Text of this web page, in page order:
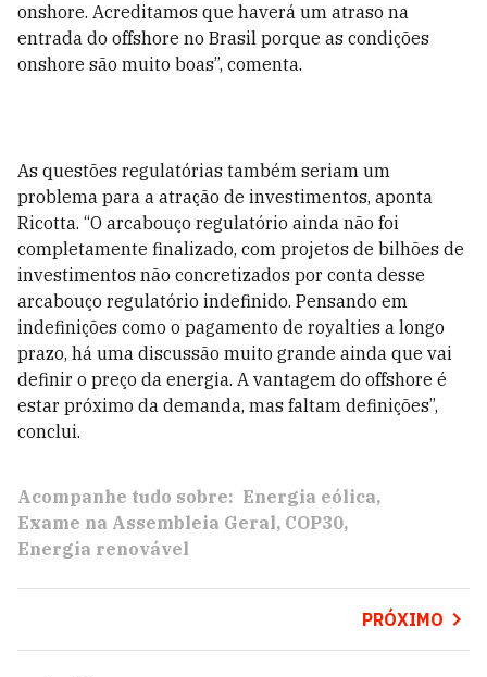
onshore. Acreditamos que haverá um atraso na
entrada do offshore no Brasil porque as condições
onshore são muito boas”, comenta.
As questões regulatórias também seriam um
problema para a atração de investimentos, aponta
Ricotta. “O arcabouço regulatório ainda não foi
completamente finalizado, com projetos de bilhões de
investimentos não concretizados por conta desse
arcabouço regulatório indefinido. Pensando em
indefinições como o pagamento de royalties a longo
prazo, há uma discussão muito grande ainda que vai
definir o preço da energia. A vantagem do offshore é
estar próximo da demanda, mas faltam definições”,
conclui.
Acompanhe tudo sobre: Energia eólica
Exame na Assembleia Geral COP30
Energia renovável
PRÓXIMO